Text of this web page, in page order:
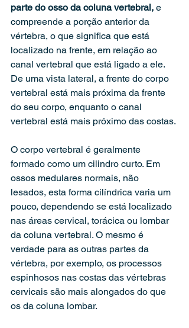
parte do osso da coluna vertebral, e
compreende a porção anterior da
vértebra, o que significa que está
localizado na frente, em relação ao
canal vertebral que está ligado a ele.
De uma vista lateral, a frente do corpo
vertebral está mais próxima da frente
do seu corpo, enquanto o canal
vertebral está mais próximo das costas.
O corpo vertebral é geralmente
formado como um cilindro curto. Em
ossos medulares normais, não
lesados, esta forma cilíndrica varia um
pouco, dependendo se está localizado
nas áreas cervical, torácica ou lombar
da coluna vertebral. O mesmo é
verdade para as outras partes da
vértebra, por exemplo, os processos
espinhosos nas costas das vértebras
cervicais são mais alongados do que
os da coluna lombar.